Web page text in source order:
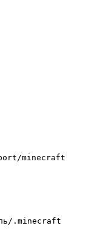
minecraft
.minecraft